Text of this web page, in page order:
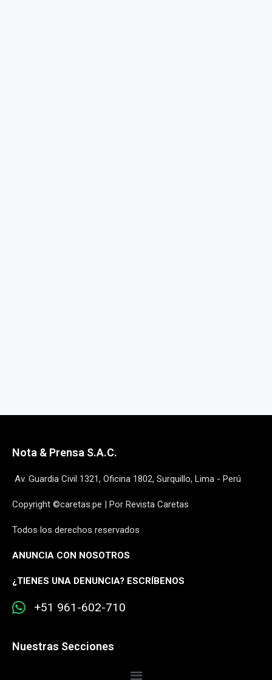
Nota & Prensa S.A.C.
Av. Guardia Civil 1321, Oficina 1802, Surquillo, Lima - Perú
Copyright ©caretas.pe | Por Revista Caretas
Todos los derechos reservados
ANUNCIA CON NOSOTROS
¿TIENES UNA DENUNCIA? ESCRÍBENOS
+51 961-602-710
Nuestras Secciones